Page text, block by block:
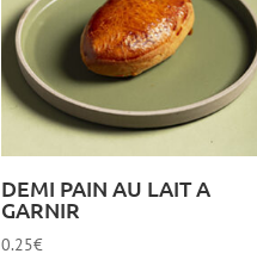
DEMI PAIN AU LAIT A
GARNIR
0.25€